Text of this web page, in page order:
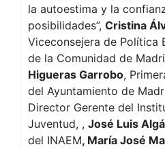
la autoestima y la
posibilidades”, Cristina
Viceconsejera de Política
de la Comunidad de
Higueras Garrobo,
del Ayuntamiento de
Director Gerente del
Juventud, , José Luis
del INAEM, María José